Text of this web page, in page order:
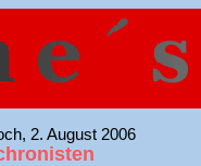
2. August 2006